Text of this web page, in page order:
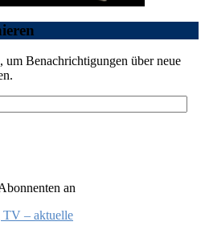
Benachrichtigungen über neue
an
TV – aktuelle